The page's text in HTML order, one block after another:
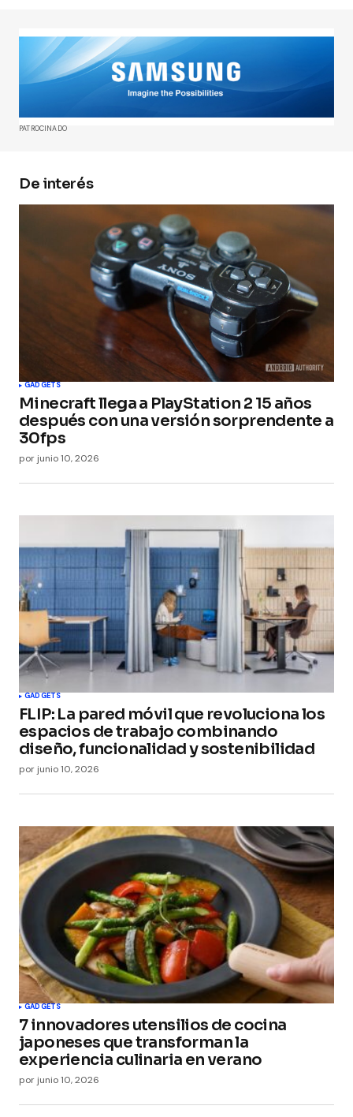
Tu dirección de correo electrónico no será
publicada.Los campos obligatorios están
marcados con*
Comment*
Your E-mail*
Guarda mi nombre, correo electrónico y web en
este navegador para la próxima vez que
Submit Comment
PATROCINADO
De interés
GADGETS
Minecraft llega a PlayStation 2 15 años
después con una versión sorprendente a
30fps
por junio 10, 2026
GADGETS
FLIP: La pared móvil que revoluciona los
espacios de trabajo combinando
diseño, funcionalidad y sostenibilidad
por junio 10, 2026
GADGETS
7 innovadores utensilios de cocina
japoneses que transforman la
experiencia culinaria en verano
por junio 10, 2026